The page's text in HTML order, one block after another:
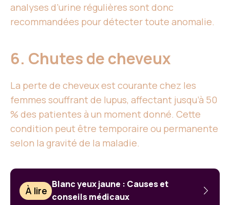
analyses d’urine régulières sont donc
recommandées pour détecter toute anomalie.
6. Chutes de cheveux
La perte de cheveux est courante chez les
femmes souffrant de lupus, affectant jusqu’à 50
% des patientes à un moment donné. Cette
condition peut être temporaire ou permanente
selon la gravité de la maladie.
À lire
Blanc yeux jaune : Causes et
conseils médicaux